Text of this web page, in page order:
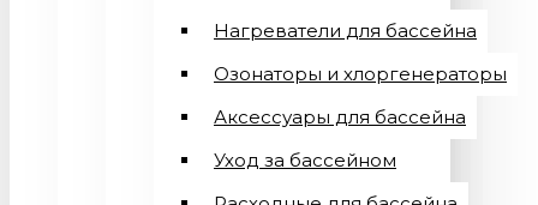
Нагреватели для бассейна
Озонаторы и хлоргенераторы
Аксессуары для бассейна
Уход за бассейном